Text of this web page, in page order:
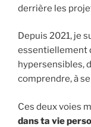
derrière les
Depuis 2021, je
essentiellement
hypersensibles,
comprendre, à
Ces deux voies
dans ta vie